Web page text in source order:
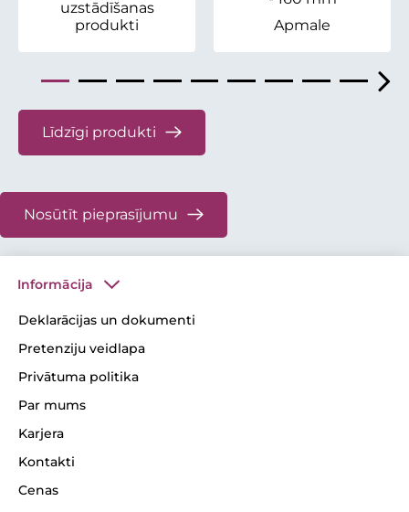
uzstādīšanas
produkti
Apmale
Līdzīgi produkti
Nosūtīt pieprasījumu
Informācija
Deklarācijas un dokumenti
Pretenziju veidlapa
Privātuma politika
Par mums
Karjera
Kontakti
Cenas